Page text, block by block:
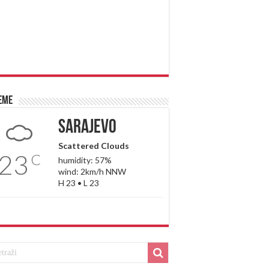
23 C
Sarajevo
Scattered Clouds
humidity: 57%
wind: 2km/h NNW
H 23 • L 23